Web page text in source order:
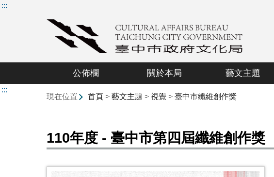
:::
公佈欄 關於本局 藝文主題
:::
現在位置
首頁> 藝文主題 > 視覺> 臺中市纖維創作獎
110年度 - 臺中市第四屆纖維創作獎